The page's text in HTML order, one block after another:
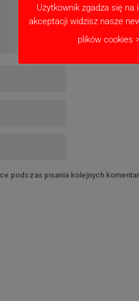
podczas pisania kolejnych
Użytkownik zgadza się na
akceptacji widzisz nasze
plików cookies